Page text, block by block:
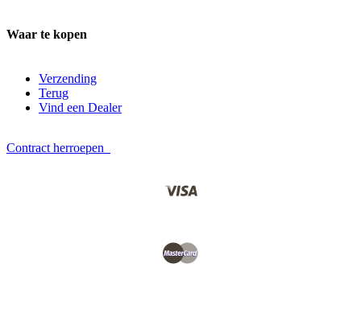
Waar te kopen
Verzending
Terug
Vind een Dealer
Contract herroepen